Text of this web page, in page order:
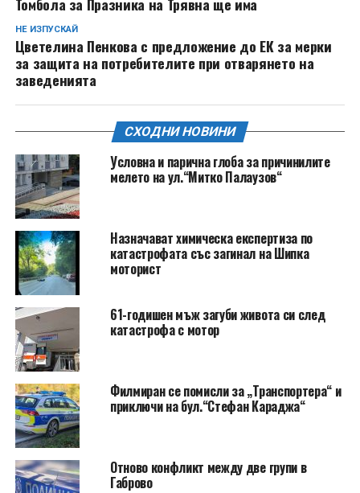
НЕ ИЗПУСКАЙ
Цветелина Пенкова с предложение до ЕК за мерки
за защита на потребителите при отварянето на
заведенията
СХОДНИ НОВИНИ
Условна и парична глоба за причинилите
мелето на ул.“Митко Палаузов“
Назначават химическа експертиза по
катастрофата със загинал на Шипка
моторист
61-годишен мъж загуби живота си след
катастрофа с мотор
Филмиран се помисли за „Транспортера“ и
приключи на бул.“Стефан Караджа“
Отново конфликт между две групи в
Габрово